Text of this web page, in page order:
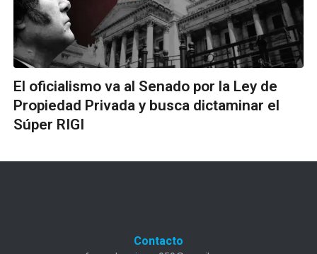
El oficialismo va al Senado por la Ley de
Propiedad Privada y busca dictaminar el
Súper RIGI
Contacto